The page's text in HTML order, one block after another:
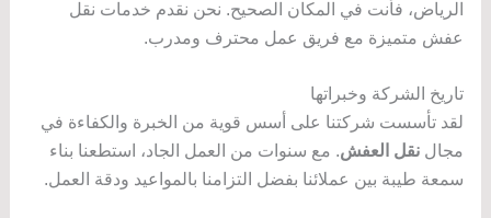
الرياض، فأنت في المكان الصحيح. نحن نقدم خدمات نقل
عفش متميزة مع فريق عمل محترف ومدرب.
تاريخ الشركة وخبراتها
لقد تأسست شركتنا على أسس قوية من الخبرة والكفاءة في
مجال نقل العفش. مع سنوات من العمل الجاد، استطعنا بناء
سمعة طيبة بين عملائنا بفضل التزامنا بالمواعيد ودقة العمل.